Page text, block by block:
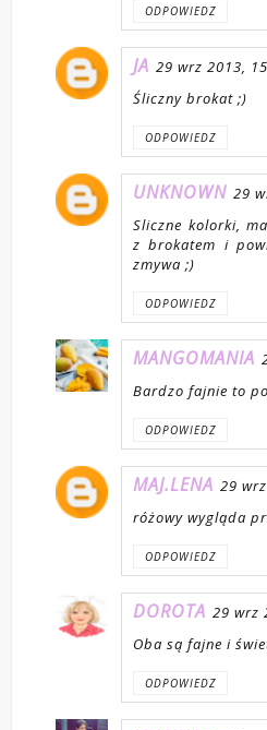
ODPOWIEDZ
JA 29 wrz 2013,
Śliczny brokat ;)
ODPOWIEDZ
UNKNOWN 29
Sliczne kolorki,
z brokatem i
zmywa ;)
ODPOWIEDZ
MANGOMANIA
Bardzo fajnie to
ODPOWIEDZ
MAJ.LENA 29
różowy wygląda
ODPOWIEDZ
DOROTA 29 wrz
Oba są fajne i
ODPOWIEDZ